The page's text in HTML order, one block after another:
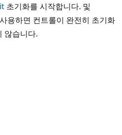
초기화를 시작합니다. 및
사용하면 컨트롤이 완전히 초기화
않습니다.